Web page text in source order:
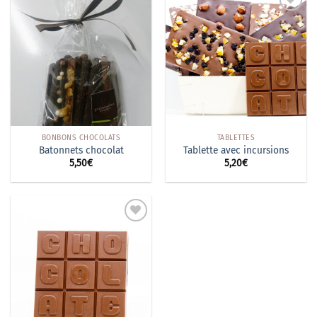
à la
wishlist
BONBONS CHOCOLATS
Batonnets chocolat
5,50€
Ajouter
à la
wishlist
TABLETTES
Tablette avec incursions
5,20€
Ajouter
à la
wishlist